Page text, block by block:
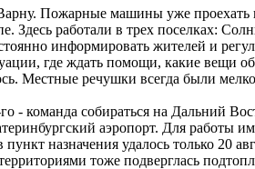
Пожарные машины уже
Здесь работали в трех поселках:
информировать жителей и
где ждать помощи, какие вещи
Местные речушки всегда были
го - команда собираться на Дальний
аэропорт. Для
назначения удалось только 20
тоже подверглась